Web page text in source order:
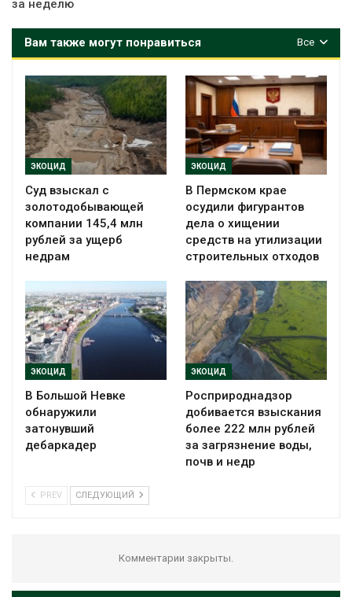
за неделю
Все
Вам также могут понравиться
ЭКОЦИД
Суд взыскал с
золотодобывающей
компании 145,4 млн
рублей за ущерб
недрам
ЭКОЦИД
В Пермском крае
осудили фигурантов
дела о хищении
средств на утилизации
строительных отходов
ЭКОЦИД
В Большой Невке
обнаружили
затонувший
дебаркадер
ЭКОЦИД
Росприроднадзор
добивается взыскания
более 222 млн рублей
за загрязнение воды,
почв и недр
PREV СЛЕДУЮЩИЙ
Комментарии закрыты.